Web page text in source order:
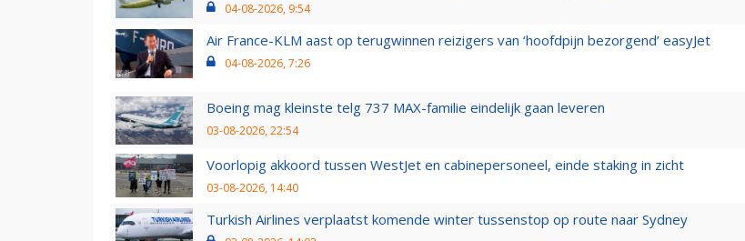
04-08-2026, 9:54
Air France-KLM aast op terugwinnen reizigers van ‘hoofdpijn bezorgend’ easyJet
04-08-2026, 7:26
Boeing mag kleinste telg 737 MAX-familie eindelijk gaan leveren
03-08-2026, 22:54
Voorlopig akkoord tussen WestJet en cabinepersoneel, einde staking in zicht
03-08-2026, 14:40
Turkish Airlines verplaatst komende winter tussenstop op route naar Sydney